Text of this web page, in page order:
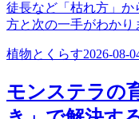
徒長など「枯れ方」
方と次の一手がわかり
植物とくらす2026-08-
モンステラの